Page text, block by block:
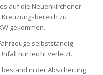
auf die Neuenkirchener
Kreuzungsbereich zu
gekommen.
selbstständig
nur leicht verletzt.
in der Absicherung